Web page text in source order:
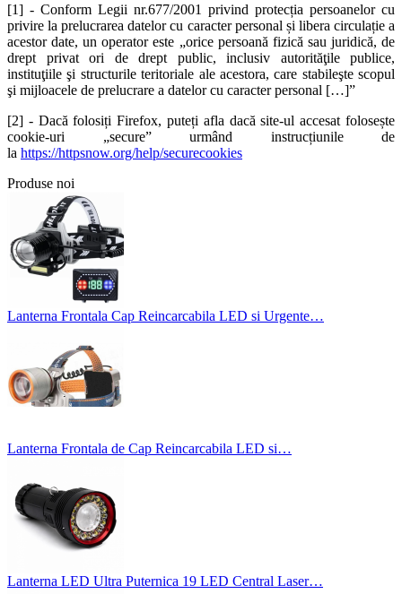
[1] - Conform Legii nr.677/2001 privind protecția persoanelor cu
privire la prelucrarea datelor cu caracter personal și libera circulație a
acestor date, un operator este „orice persoană fizică sau juridică, de
drept privat ori de drept public, inclusiv autorităţile publice,
instituţiile şi structurile teritoriale ale acestora, care stabileşte scopul
şi mijloacele de prelucrare a datelor cu caracter personal […]”
[2] - Dacă folosiți Firefox, puteți afla dacă site-ul accesat folosește
cookie-uri „secure” urmând instrucțiunile de
la https://httpsnow.org/help/securecookies
Produse noi
Lanterna Frontala Cap Reincarcabila LED si Urgente…
Lanterna Frontala de Cap Reincarcabila LED si…
Lanterna LED Ultra Puternica 19 LED Central Laser…